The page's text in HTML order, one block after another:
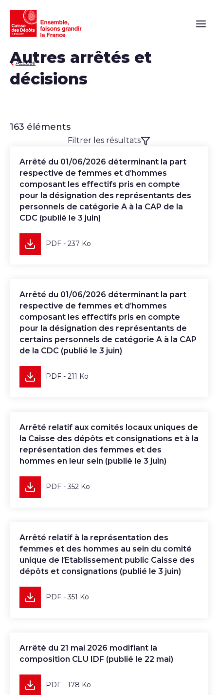
Accueil
Autres arrêtés et
décisions
163 éléments
Filtrer les résultats
Télécharger
Arrêté du 01/06/2026 déterminant la part
respective de femmes et d’hommes
composant les effectifs pris en compte
pour la désignation des représentants des
personnels de catégorie A à la CAP de la
CDC (publié le 3 juin)
PDF - 237 Ko
Télécharger
Arrêté du 01/06/2026 déterminant la part
respective de femmes et d’hommes
composant les effectifs pris en compte
pour la désignation des représentants de
certains personnels de catégorie A à la CAP
de la CDC (publié le 3 juin)
PDF - 211 Ko
Télécharger
Arrêté relatif aux comités locaux uniques de
la Caisse des dépôts et consignations et à la
représentation des femmes et des
hommes en leur sein (publié le 3 juin)
PDF - 352 Ko
Télécharger
Arrêté relatif à la représentation des
femmes et des hommes au sein du comité
unique de l’Etablissement public Caisse des
dépôts et consignations (publié le 3 juin)
PDF - 351 Ko
Télécharger
Arrêté du 21 mai 2026 modifiant la
composition CLU IDF (publié le 22 mai)
PDF - 178 Ko